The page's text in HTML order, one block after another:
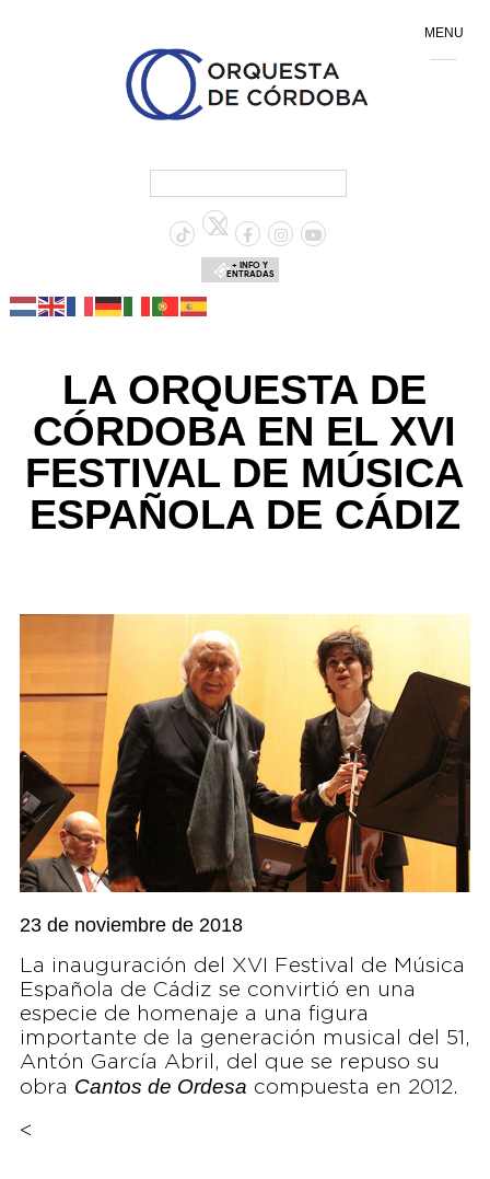
+ INFO Y
ENTRADAS
LA ORQUESTA DE
CÓRDOBA EN EL XVI
FESTIVAL DE MÚSICA
ESPAÑOLA DE CÁDIZ
23 de noviembre de 2018
La inauguración del XVI Festival de Música
Española de Cádiz se convirtió en una
especie de homenaje a una figura
importante de la generación musical del 51,
Antón García Abril, del que se repuso su
obra Cantos de Ordesa compuesta en 2012.
<
MENU